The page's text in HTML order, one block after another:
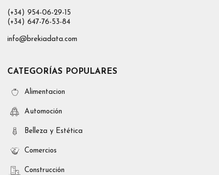
(+34) 954-06-29-15
(+34) 647-76-53-84
info@brekiadata.com
CATEGORÍAS POPULARES
Alimentacion
Automoción
Belleza y Estética
Comercios
Construcción